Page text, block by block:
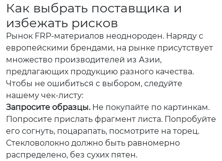
Как выбрать поставщика и
избежать рисков
Рынок FRP-материалов неоднороден. Наряду с
европейскими брендами, на рынке присутствует
множество производителей из Азии,
предлагающих продукцию разного качества.
Чтобы не ошибиться с выбором, следуйте
нашему чек-листу:
Запросите образцы.Не покупайте по картинкам.
Попросите прислать фрагмент листа. Попробуйте
его согнуть, поцарапать, посмотрите на торец.
Стекловолокно должно быть равномерно
распределено, без сухих пятен.